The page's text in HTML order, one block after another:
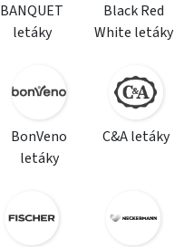
BANQUET
letáky
Black Red
White letáky
BonVeno
letáky
C&A letáky